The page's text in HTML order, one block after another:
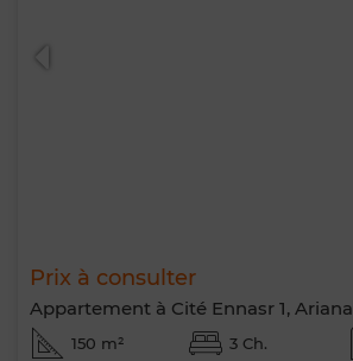
Prix à consulter
Appartement à Cité Ennasr 1, Ariana
150 m² 3 Ch.